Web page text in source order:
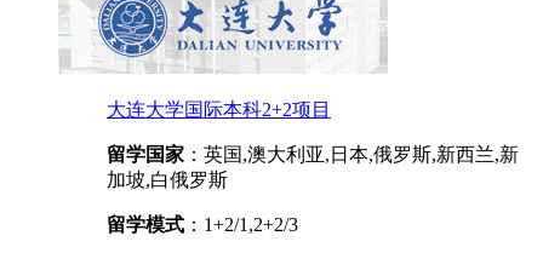
大连大学国际本科2+2项目
留学国家 ：英国,澳大利亚,日本,俄罗斯,新西兰,新
加坡,白俄罗斯
留学模式 ：1+2/1,2+2/3